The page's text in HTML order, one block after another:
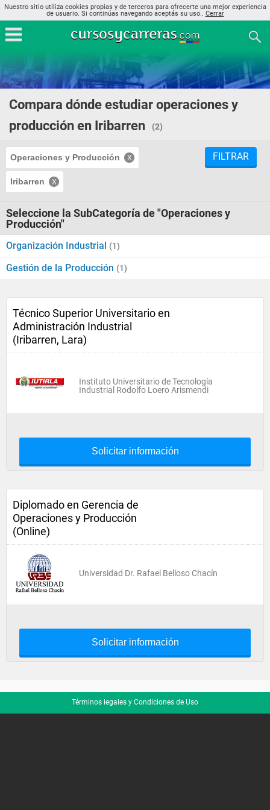
Nuestro sitio utiliza cookies propias y de terceros para ofrecerte una mejor experiencia
de usuario. Si continúas navegando aceptás su uso.. Cerrar
Compara dónde estudiar operaciones y
producción en Iribarren
(2)
Operaciones y Producción
Iribarren
FILTRAR
Seleccione la SubCategoría de "Operaciones y
Producción"
Organización Industrial (1)
Gestión de la Producción (1)
Técnico Superior Universitario en
Administración Industrial
(Iribarren, Lara)
Instituto Universitario de Tecnología
Industrial Rodolfo Loero Arismendi
Solicitar información
Diplomado en Gerencia de
Operaciones y Producción
(Online)
Universidad Dr. Rafael Belloso Chacín
Solicitar información
Términos legales y Condiciones de Uso